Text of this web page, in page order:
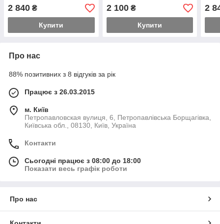
2 840 ₴
Купити
2 100₴
Купити
2
Про нас
88% позитивних з 8 відгуків за рік
Працює з 26.03.2015
м. Київ
Петропавловская вулиця, 6, Петропавлівська Борщагівка,
Київська обл., 08130, Київ, Україна
Контакти
Сьогодні працює з 08:00 до 18:00
Показати весь графік роботи
Про нас